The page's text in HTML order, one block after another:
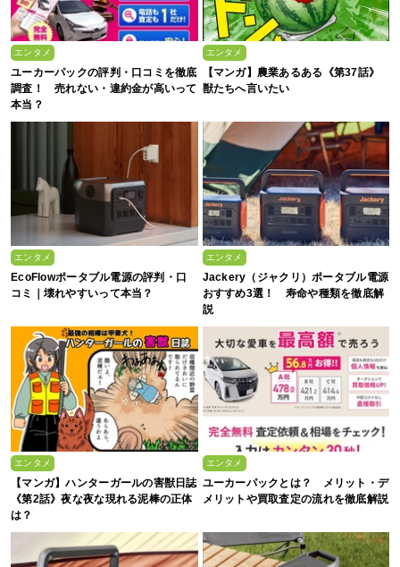
エンタメ
ユーカーパックの評判・口コミを徹底
調査！ 売れない・違約金が高いって
本当？
エンタメ
【マンガ】農業あるある《第37話》
獣たちへ言いたい
エンタメ
EcoFlowポータブル電源の評判・口
コミ｜壊れやすいって本当？
エンタメ
Jackery（ジャクリ）ポータブル電源
おすすめ3選！ 寿命や種類を徹底解
説
エンタメ
【マンガ】ハンターガールの害獣日誌
《第2話》夜な夜な現れる泥棒の正体
は？
エンタメ
ユーカーパックとは？ メリット・デ
メリットや買取査定の流れを徹底解説